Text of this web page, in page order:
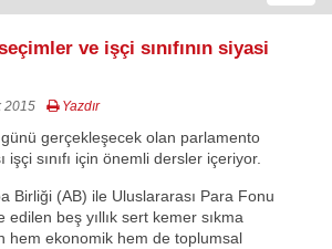
ve işçi sınıfının siyasi
2015 Yazdır
gerçekleşecek olan parlamento
işçi sınıfı için önemli dersler içeriyor.
Birliği (AB) ile Uluslararası Para Fonu
edilen beş yıllık sert kemer sıkma
hem ekonomik hem de toplumsal